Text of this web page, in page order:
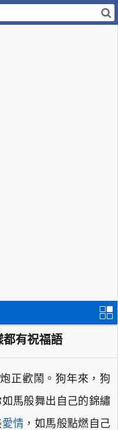
都有祝福語
正歡鬧。狗年來，狗
馬般舞出自己的錦繡
愛情 ，如馬般點燃自己